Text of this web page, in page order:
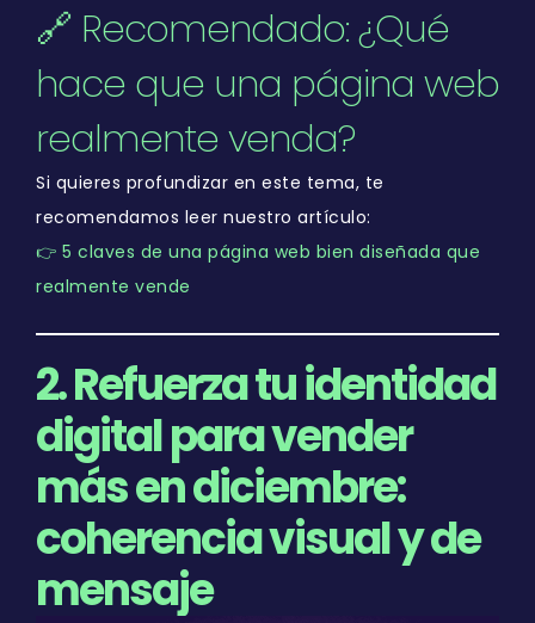
🔗 Recomendado: ¿Qué
hace que una página web
realmente venda?
Si quieres profundizar en este tema, te
recomendamos leer nuestro artículo:
👉 5 claves de una página web bien diseñada que
realmente vende
2. Refuerza tu identidad
digital para vender
más en diciembre:
coherencia visual y de
mensaje